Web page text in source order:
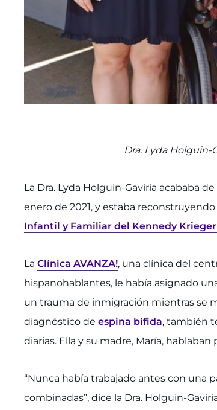
Dra. Lyda Holguin-
La Dra. Lyda Holguin-Gaviria acababa
enero de 2021, y estaba
Infantil y Familiar del Kennedy
La Clínica AVANZA!, una clínica del
hispanohablantes, le había asignado
un trauma de inmigración mientras se
diagnóstico de espina bífida, también
diarias. Ella y su madre, María,
“Nunca había trabajado antes con una
combinadas”, dice la Dra. Holguin-